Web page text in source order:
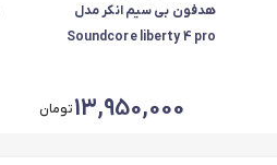
هدفون بی سیم انکر مدل
Soundcore liberty 4 pro
13,950,000تومان